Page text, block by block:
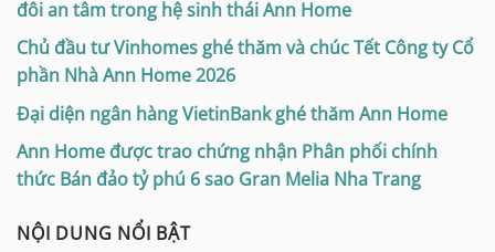
đôi an tâm trong hệ sinh thái Ann Home
Chủ đầu tư Vinhomes ghé thăm và chúc Tết Công ty Cổ
phần Nhà Ann Home 2026
Đại diện ngân hàng VietinBank ghé thăm Ann Home
Ann Home được trao chứng nhận Phân phối chính
thức Bán đảo tỷ phú 6 sao Gran Melia Nha Trang
NỘI DUNG NỔI BẬT